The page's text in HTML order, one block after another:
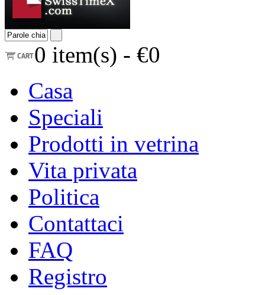
0 item(s) - €0
Casa
Speciali
Prodotti in vetrina
Vita privata
Politica
Contattaci
FAQ
Registro